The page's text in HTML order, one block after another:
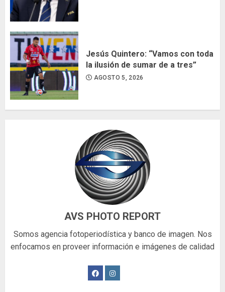
Jesús Quintero: “Vamos con toda
la ilusión de sumar de a tres”
AGOSTO 5, 2026
AVS PHOTO REPORT
Somos agencia fotoperiodística y banco de imagen. Nos
enfocamos en proveer información e imágenes de calidad